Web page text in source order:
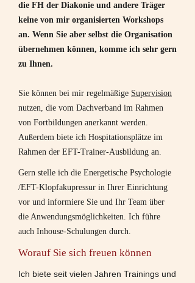
die FH der Diakonie und andere Träger
keine von mir organisierten Workshops
an. Wenn Sie aber selbst die Organisation
übernehmen können, komme ich sehr gern
zu Ihnen.
Sie können bei mir regelmäßige Supervision
nutzen, die vom Dachverband im Rahmen
von Fortbildungen anerkannt werden.
Außerdem biete ich Hospitationsplätze im
Rahmen der EFT-Trainer-Ausbildung an.
Gern stelle ich die Energetische Psychologie
/EFT-Klopfakupressur in Ihrer Einrichtung
vor und informiere Sie und Ihr Team über
die Anwendungsmöglichkeiten. Ich führe
auch Inhouse-Schulungen durch.
Worauf Sie sich freuen können
Ich biete seit vielen Jahren Trainings und